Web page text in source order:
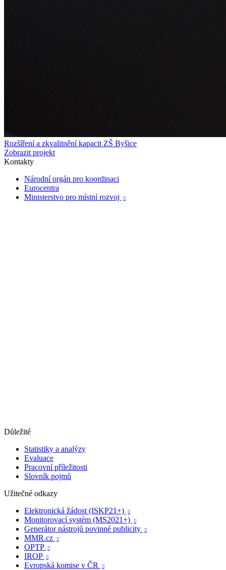
Rozšíření a zkvalitnění kapacit ZŠ Byšice
Zobrazit projekt
Kontakty
Národní orgán pro koordinaci
Eurocentra
Ministerstvo pro místní rozvoj

Důležité
Statistiky a analýzy
Evaluace
Pracovní příležitosti
Slovník pojmů
Užitečné odkazy
Elektronická žádost (ISKP21+)

Monitorovací systém (MS2021+) 
Generátor nástrojů povinné publicity 
MMR.cz 
OPTP 
IROP 
Evropská komise v ČR 